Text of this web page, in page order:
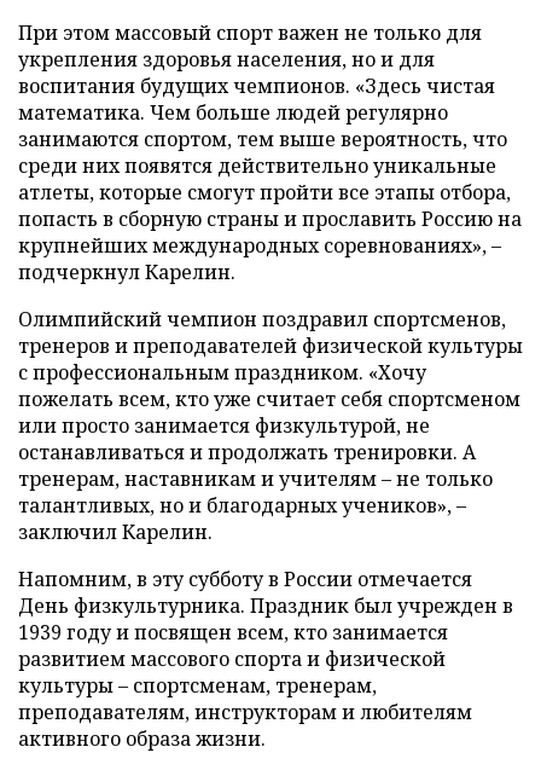
При этом массовый спорт важен не только для
укрепления здоровья населения, но и для
воспитания будущих чемпионов. «Здесь чистая
математика. Чем больше людей регулярно
занимаются спортом, тем выше вероятность, что
среди них появятся действительно уникальные
атлеты, которые смогут пройти все этапы отбора,
попасть в сборную страны и прославить Россию на
крупнейших международных соревнованиях», –
подчеркнул Карелин.
Олимпийский чемпион поздравил спортсменов,
тренеров и преподавателей физической культуры
с профессиональным праздником. «Хочу
пожелать всем, кто уже считает себя спортсменом
или просто занимается физкультурой, не
останавливаться и продолжать тренировки. А
тренерам, наставникам и учителям – не только
талантливых, но и благодарных учеников», –
заключил Карелин.
Напомним, в эту субботу в России отмечается
День физкультурника. Праздник был учрежден в
1939 году и посвящен всем, кто занимается
развитием массового спорта и физической
культуры – спортсменам, тренерам,
преподавателям, инструкторам и любителям
активного образа жизни.